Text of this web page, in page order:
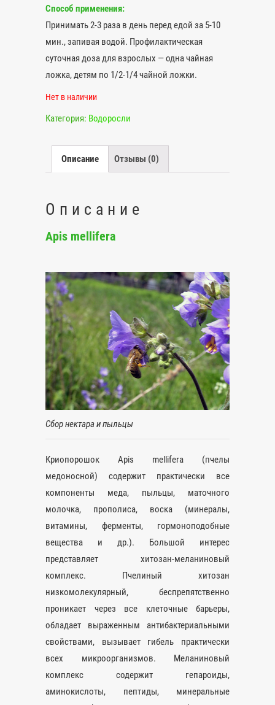
Способ применения:
Принимать 2-3 раза в день перед едой за 5-10
мин., запивая водой. Профилактическая
суточная доза для взрослых — одна чайная
ложка, детям по 1/2-1/4 чайной ложки.
Нет в наличии
Категория: Водоросли
Описание Отзывы (0)
Описание
Apis mellifera
Сбор нектара и пыльцы
Криопорошок Apis mellifera (пчелы
медоносной) содержит практически все
компоненты меда, пыльцы, маточного
молочка, прополиса, воска (минералы,
витамины, ферменты, гормоноподобные
вещества и др.). Большой интерес
представляет хитозан-меланиновый
комплекс. Пчелиный хитозан
низкомолекулярный, беспрепятственно
проникает через все клеточные барьеры,
обладает выраженным антибактериальными
свойствами, вызывает гибель практически
всех микроорганизмов. Меланиновый
комплекс содержит гепароиды,
аминокислоты, пептиды, минеральные